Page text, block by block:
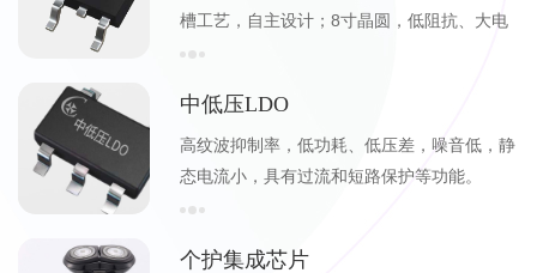
槽工艺，自主设计；8寸晶圆，低阻抗、大电
流，广泛应用于3C周边。
中低压LDO
高纹波抑制率，低功耗、低压差，噪音低，静
态电流小，具有过流和短路保护等功能。
个护集成芯片